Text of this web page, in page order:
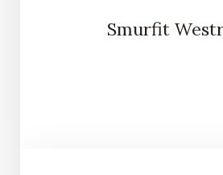
Smurfit